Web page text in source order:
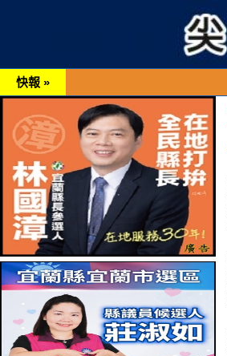
快報 »